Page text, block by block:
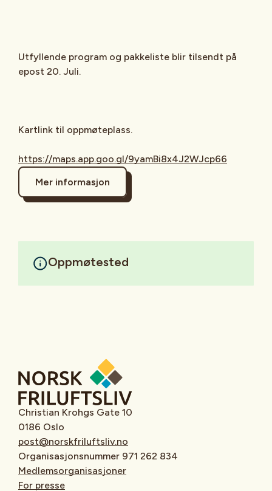
Utfyllende program og pakkeliste blir tilsendt på
epost 20. Juli.
Kartlink til oppmøteplass.
https://maps.app.goo.gl/9yamBi8x4J2WJcp66
Mer informasjon
Oppmøtested
Christian Krohgs Gate 10
0186 Oslo
post@norskfriluftsliv.no
Organisasjonsnummer 971 262 834
Medlemsorganisasjoner
For presse